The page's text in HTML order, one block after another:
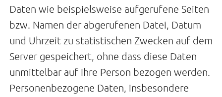
Daten wie beispielsweise aufgerufene Seiten
bzw. Namen der abgerufenen Datei, Datum
und Uhrzeit zu statistischen Zwecken auf dem
Server gespeichert, ohne dass diese Daten
unmittelbar auf Ihre Person bezogen werden.
Personenbezogene Daten, insbesondere